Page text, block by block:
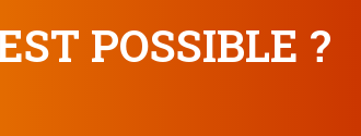
POSSIBLE ?